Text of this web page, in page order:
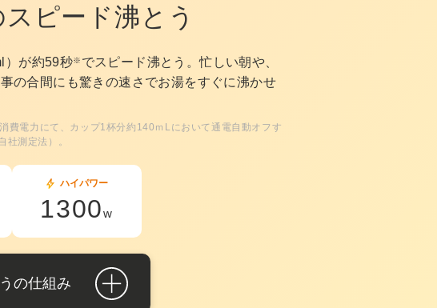
スピード沸とう
）が約59秒※ でスピード沸とう。忙しい朝や、
の合間にも驚きの速さでお湯をすぐに沸かせ
費電力にて、カップ1杯分約140ｍLにおいて通電自動オフす
社測定法）。
ハイパワー
1300w
の仕組み